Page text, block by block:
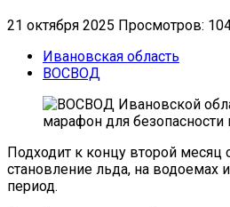
21 октября 2025 Просмотров:
Ивановская область
ВОСВОД
Подходит к концу второй месяц
становление льда, на водоемах
период.